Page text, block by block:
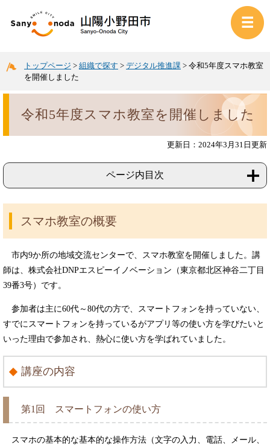
トップページ > 組織で探す > デジタル推進課 > 令和5年度スマホ教室
を開催しました
令和5年度スマホ教室を開催しました
更新日：2024年3月31日更新
ページ内目次
スマホ教室の概要
市内9か所の地域交流センターで、スマホ教室を開催しました。講
師は、株式会社DNPエスピーイノベーション（東京都北区神谷二丁目
39番3号）です。
参加者は主に60代～80代の方で、スマートフォンを持っていない、
すでにスマートフォンを持っているがアプリ等の使い方を学びたいと
いった理由で参加され、熱心に使い方を学ばれていました。
講座の内容
第1回 スマートフォンの使い方
スマホの基本的な基本的な操作方法（文字の入力、電話、メール、